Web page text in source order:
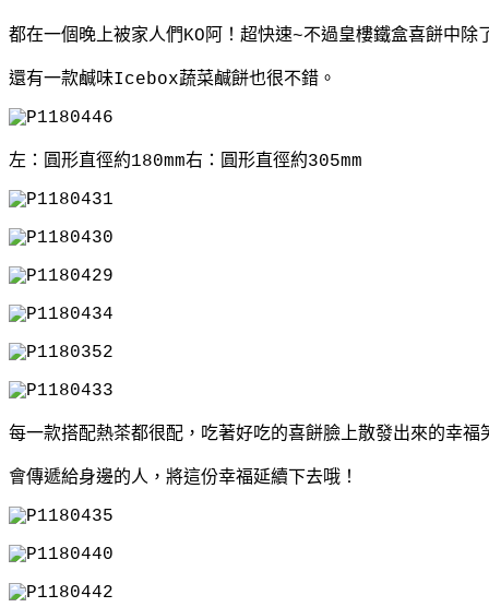
都在一個晚上被家人們KO阿！超快速~不過皇樓鐵盒喜餅中除
還有一款鹹味Icebox蔬菜鹹餅也很不錯。
左：圓形直徑約180mm右：圓形直徑約305mm
每一款搭配熱茶都很配，吃著好吃的喜餅臉上散發出來的幸福
會傳遞給身邊的人，將這份幸福延續下去哦！